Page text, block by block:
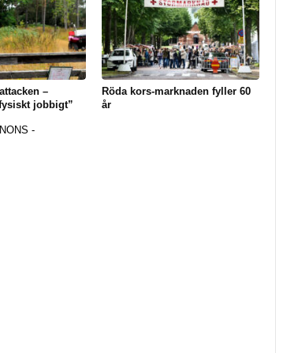
–
jobbigt”
Röda kors-marknaden fyller 60
år